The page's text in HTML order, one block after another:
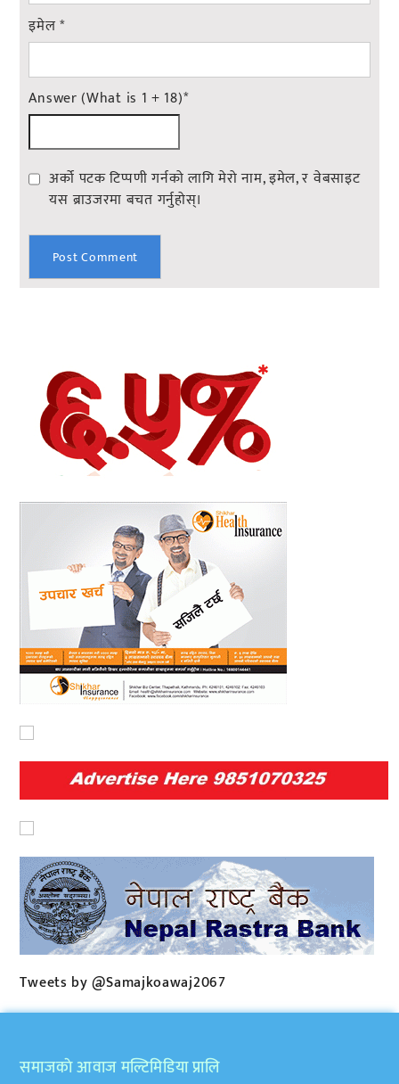
इमेल*
Answer (What is 1 + 18)*
अर्को पटक टिप्पणी गर्नको लागि मेरो नाम, इमेल, र वेबसाइट
यस ब्राउजरमा बचत गर्नुहोस्।
Tweets by @Samajkoawaj2067
समाजकाे आवाज मल्टिमिडिया प्रालि